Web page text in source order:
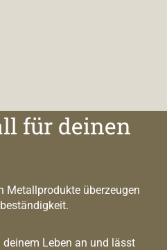
für deinen
Metallprodukte überzeugen
Leben an und lässt